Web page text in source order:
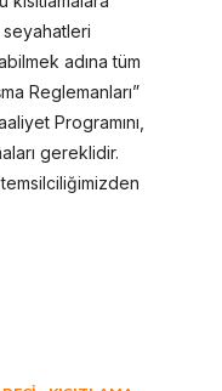
adına tüm
Reglemanları”
Programını,
gereklidir.